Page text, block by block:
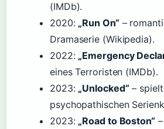
(IMDb).
2020: „Run On“–
Dramaserie (Wikipedia).
2022: „Emergency
eines Terroristen (IMDb).
2023: „Unlocked“–
psychopathischen
2023: „Road to Boston“–